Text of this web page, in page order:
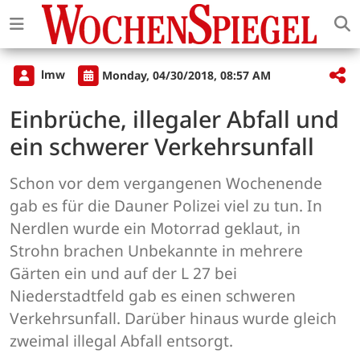
lmw Monday, 04/30/2018, 08:57 AM
Einbrüche, illegaler Abfall und
ein schwerer Verkehrsunfall
Schon vor dem vergangenen Wochenende
gab es für die Dauner Polizei viel zu tun. In
Nerdlen wurde ein Motorrad geklaut, in
Strohn brachen Unbekannte in mehrere
Gärten ein und auf der L 27 bei
Niederstadtfeld gab es einen schweren
Verkehrsunfall. Darüber hinaus wurde gleich
zweimal illegal Abfall entsorgt.